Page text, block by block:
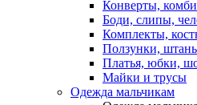
Конверты,
Боди, слипы,
Комплекты,
Ползунки,
Платья, юбки,
Майки и трусы
Одежда мальчикам